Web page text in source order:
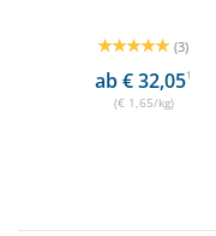
(3)
ab € 32,051
(€ 1,65/kg)